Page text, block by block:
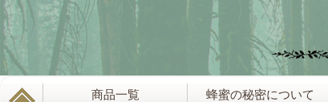
商品一覧
蜂蜜の秘密について